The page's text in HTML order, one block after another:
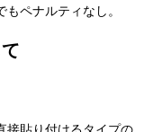
ペナルティなし。